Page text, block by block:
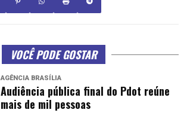
VOCÊ PODE GOSTAR
AGÊNCIA BRASÍLIA
Audiência pública final do Pdot reúne
mais de mil pessoas